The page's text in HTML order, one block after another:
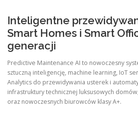
Inteligentne
Smart Homes i Smart
generacji
Predictive Maintenance AI to nowoczesny
sztuczną inteligencję, machine learning, IoT
Analytics do przewidywania usterek i
infrastruktury technicznej luksusowych
oraz nowoczesnych biurowców klasy A+.